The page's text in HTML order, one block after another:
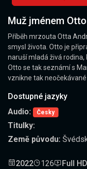
Muž jménem Otto
Příběh mrzouta Otta
smysl života. Otto je
naruší mladá živá rodina,
Otto se tak seznámí s
vznikne tak
Dostupné jazyky
Audio:
Česky
Titulky:
Země původu:
2022 126 Full HD